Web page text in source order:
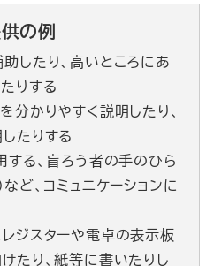
の例
したり、高いところにあ
りする
分かりやすく説明したり、
たりする
する、盲ろう者の手のひら
ど、コミュニケーションに
ジスターや電卓の表示板
たり、紙等に書いたりし